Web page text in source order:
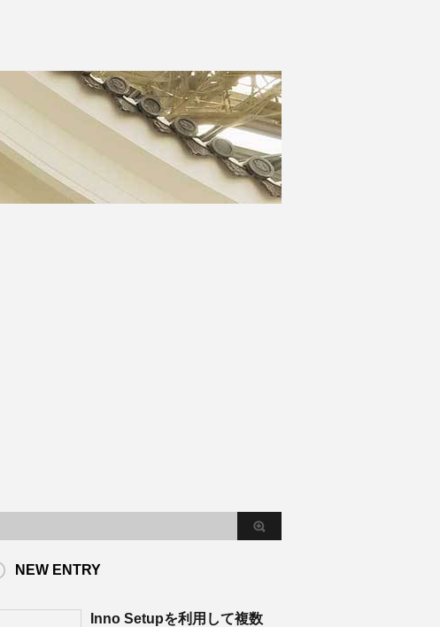
NEW ENTRY
Inno Setupを利用して複数